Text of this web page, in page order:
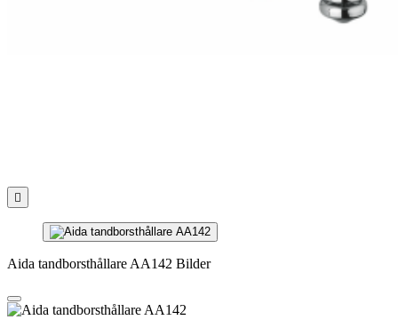

Aida tandborsthållare AA142 Bilder